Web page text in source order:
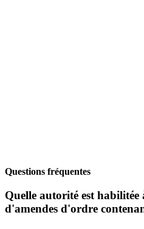
Questions fréquentes
Quelle autorité est habilitée
d'amendes d'ordre